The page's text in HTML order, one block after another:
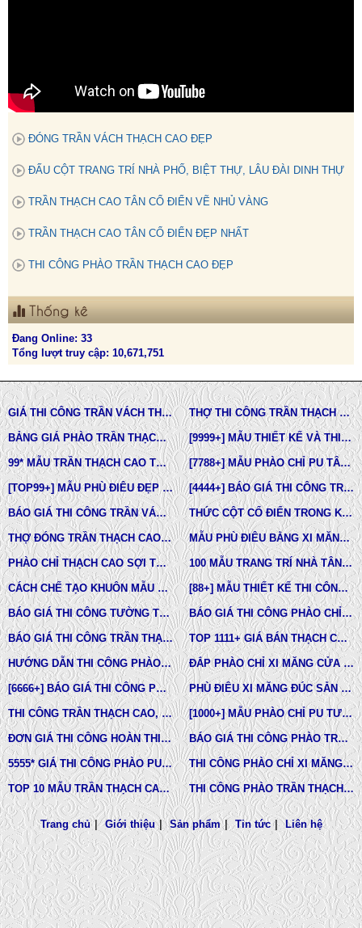
ĐÓNG TRẦN VÁCH THẠCH CAO ĐẸP
ĐẤU CỘT TRANG TRÍ NHÀ PHỐ, BIỆT THỰ, LÂU ĐÀI DINH THỰ
TRẦN THẠCH CAO TÂN CỔ ĐIỂN VẼ NHỦ VÀNG
TRẦN THẠCH CAO TÂN CỔ ĐIỂN ĐẸP NHẤT
THI CÔNG PHÀO TRẦN THẠCH CAO ĐẸP
Thống kê
Đang Online: 33
Tổng lượt truy cập: 10,671,751
GIÁ THI CÔNG TRẦN VÁCH THẠCH CAO TẠI TPHCM THỢ THI CÔNG TRẦN THẠCH CAO ĐẸP TẠI TPHCM
BẢNG GIÁ PHÀO TRẦN THẠCH CAO TÂN CỔ ĐIỂN [9999+] MẪU THIẾT KẾ VÀ THI CÔNG TRẦN THẠCH CAO ĐẸP
99* MẪU TRẦN THẠCH CAO TÂN CỔ ĐIỂN ĐẸP NHẤT HIỆN NAY [7788+] MẪU PHÀO CHỈ PU TÂN CỔ ĐIỂN ĐẸP NHẤT HIỆN NAY
[TOP99+] MẪU PHÙ ĐIÊU ĐẸP TRONG THIẾT KẾ KIẾN TRÚC [4444+] BÁO GIÁ THI CÔNG TRỌN GÓI PHÀO CHỈ PU MỚI NHẤT
BÁO GIÁ THI CÔNG TRẦN VÁCH THẠCH CAO TRỌN GÓI THỨC CỘT CỔ ĐIỂN TRONG KIẾN TRÚC
THỢ ĐÓNG TRẦN THẠCH CAO GIÁ RẺ Ở TPHCM MẪU PHÙ ĐIÊU BẰNG XI MĂNG ĐÚC SẴN NHÀ PHỐ BIỆT THỰ LÂU ĐÀI TOÀN QUỐC
PHÀO CHỈ THẠCH CAO SỢI THỦY TINH 100 MẪU TRANG TRÍ NHÀ TÂN CỔ ĐIỂN
CÁCH CHẾ TẠO KHUÔN MẪU COMPOSITE ĐÚC BÊ TÔNG -XI MĂNG-THẠCH CAO CÁC LOẠI [88+] MẪU THIẾT KẾ THI CÔNG TRẦN THẠCH CAO TÂN CỔ ĐIỂN MỚI NHẤT
BÁO GIÁ THI CÔNG TƯỜNG THẠCH CAO, VÁCH THẠCH CAO TƯỜNG NHÀ MỚI NHẤT BÁO GIÁ THI CÔNG PHÀO CHỈ PU TÂN CỔ ĐIỂN TẠI TPHCM
BÁO GIÁ THI CÔNG TRẦN THẠCH CAO TRỌN GÓI MỚI NHẤT TOP 1111+ GIÁ BÁN THẠCH CAO PHÀO CHỈ, PHÙ ĐIÊU, ĐẦU CỘT TÂN CỔ ĐIỂN
HƯỚNG DẪN THI CÔNG PHÀO CHỈ PU, PHÀO CHỈ THẠCH CAO, PHÀO CHỈ XI MĂNG. ĐẮP PHÀO CHỈ XI MĂNG CỬA SỔ, CỬA ĐI NHÀ PHỐ, BIỆT THỰ, LÂU ĐÀI TÂN CỔ ĐIỂN
[6666+] BÁO GIÁ THI CÔNG PHÀO CHỈ NHỰA PU MỚI NHẤT PHÙ ĐIÊU XI MĂNG ĐÚC SẴN NHÀ PHỐ BIỆT THỰ TẠI LONG AN VÀ TÂY NINH
THI CÔNG TRẦN THẠCH CAO, PHÀO CHỈ, PHÙ ĐIÊU TẠI TPHCM [1000+] MẪU PHÀO CHỈ PU TƯỜNG NHÀ ĐẸP, NẸP CHỈ THẠCH CAO ỐP TƯỜNG
ĐƠN GIÁ THI CÔNG HOÀN THIỆN TRẦN THẠCH CAO TẠI TPHCM BÁO GIÁ THI CÔNG PHÀO TRẦN THẠCH CAO MỚI NHẤT
5555* GIÁ THI CÔNG PHÀO PU TƯỜNG NHÀ MỚI NHẤT THI CÔNG PHÀO CHỈ XI MĂNG NHÀ PHỐ, BIỆT THƯ, LÂU ĐÀI DINH THỰ
TOP 10 MẪU TRẦN THẠCH CAO CHUNG CƯ ĐẸP NHẤT THI CÔNG PHÀO TRẦN THẠCH CAO VĨNH TƯỜNG GIÁ RẺ
Trang chủ | Giới thiệu | Sản phẩm | Tin tức | Liên hệ